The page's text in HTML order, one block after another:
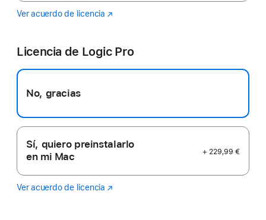
Ver acuerdo de licencia Final
(Se
una
nueva)
Licencia de Logic Pro
No, gracias
Sí, quiero preinstalarlo
en mi Mac
+ 229,99 €
Ver acuerdo de licencia Logic
(Se